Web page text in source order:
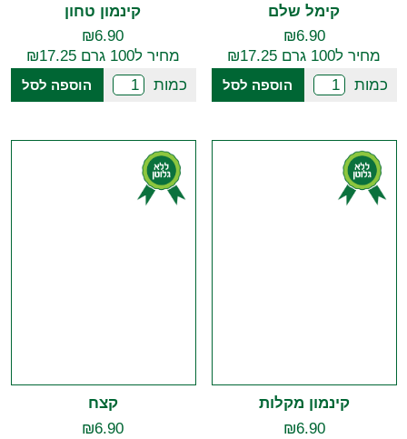
קימל שלם
₪6.90
מחיר ל100 גרם ₪17.25
כמות
הוספה לסל
קינמון טחון
₪6.90
מחיר ל100 גרם ₪17.25
כמות
הוספה לסל
קינמון מקלות
₪6.90
קצח
₪6.90